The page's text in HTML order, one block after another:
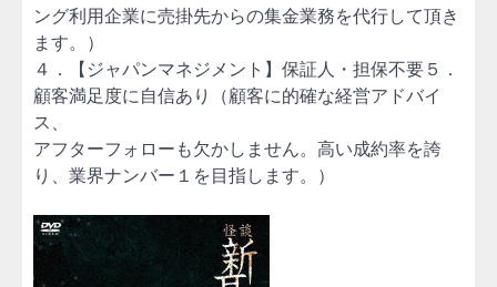
ング利用企業に売掛先からの集金業務を代行して頂き
ます。）
４．【ジャパンマネジメント】保証人・担保不要５．
顧客満足度に自信あり（顧客に的確な経営アドバイ
ス、
アフターフォローも欠かしません。高い成約率を誇
り、業界ナンバー１を目指します。）